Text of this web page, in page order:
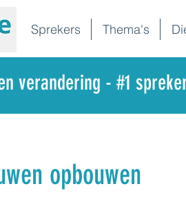
Sprekers Thema's
opbouwen
verandering - #1